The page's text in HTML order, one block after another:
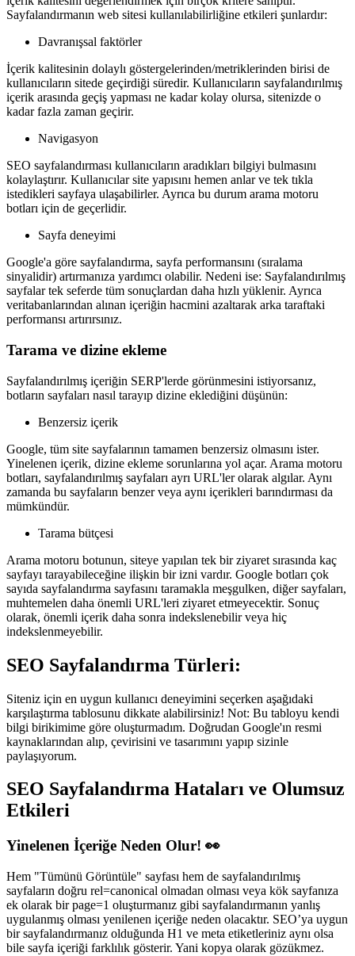
Sayfalandırmanın web sitesi kullanılabilirliğine etkileri şunlardır:
Davranışsal faktörler
İçerik kalitesinin dolaylı göstergelerinden/metriklerinden birisi de
kullanıcıların sitede geçirdiği süredir. Kullanıcıların sayfalandırılmış
içerik arasında geçiş yapması ne kadar kolay olursa, sitenizde o
kadar fazla zaman geçirir.
Navigasyon
SEO sayfalandırması kullanıcıların aradıkları bilgiyi bulmasını
kolaylaştırır. Kullanıcılar site yapısını hemen anlar ve tek tıkla
istedikleri sayfaya ulaşabilirler. Ayrıca bu durum arama motoru
botları için de geçerlidir.
Sayfa deneyimi
Google'a göre sayfalandırma, sayfa performansını (sıralama
sinyalidir) artırmanıza yardımcı olabilir. Nedeni ise: Sayfalandırılmış
sayfalar tek seferde tüm sonuçlardan daha hızlı yüklenir. Ayrıca
veritabanlarından alınan içeriğin hacmini azaltarak arka taraftaki
performansı artırırsınız.
Tarama ve dizine ekleme
Sayfalandırılmış içeriğin SERP'lerde görünmesini istiyorsanız,
botların sayfaları nasıl tarayıp dizine eklediğini düşünün:
Benzersiz içerik
Google, tüm site sayfalarının tamamen benzersiz olmasını ister.
Yinelenen içerik, dizine ekleme sorunlarına yol açar. Arama motoru
botları, sayfalandırılmış sayfaları ayrı URL'ler olarak algılar. Aynı
zamanda bu sayfaların benzer veya aynı içerikleri barındırması da
mümkündür.
Tarama bütçesi
Arama motoru botunun, siteye yapılan tek bir ziyaret sırasında kaç
sayfayı tarayabileceğine ilişkin bir izni vardır. Google botları çok
sayıda sayfalandırma sayfasını taramakla meşgulken, diğer sayfaları,
muhtemelen daha önemli URL'leri ziyaret etmeyecektir. Sonuç
olarak, önemli içerik daha sonra indekslenebilir veya hiç
indekslenmeyebilir.
SEO Sayfalandırma Türleri:
Siteniz için en uygun kullanıcı deneyimini seçerken aşağıdaki
karşılaştırma tablosunu dikkate alabilirsiniz! Not: Bu tabloyu kendi
bilgi birikimime göre oluşturmadım. Doğrudan Google'ın resmi
kaynaklarından alıp, çevirisini ve tasarımını yapıp sizinle
paylaşıyorum.
SEO Sayfalandırma Hataları ve Olumsuz
Etkileri
Yinelenen İçeriğe Neden Olur! 👀
Hem "Tümünü Görüntüle" sayfası hem de sayfalandırılmış
sayfaların doğru rel=canonical olmadan olması veya kök sayfanıza
ek olarak bir page=1 oluşturmanız gibi sayfalandırmanın yanlış
uygulanmış olması yenilenen içeriğe neden olacaktır. SEO’ya uygun
bir sayfalandırmanız olduğunda H1 ve meta etiketleriniz aynı olsa
bile sayfa içeriği farklılık gösterir. Yani kopya olarak gözükmez.